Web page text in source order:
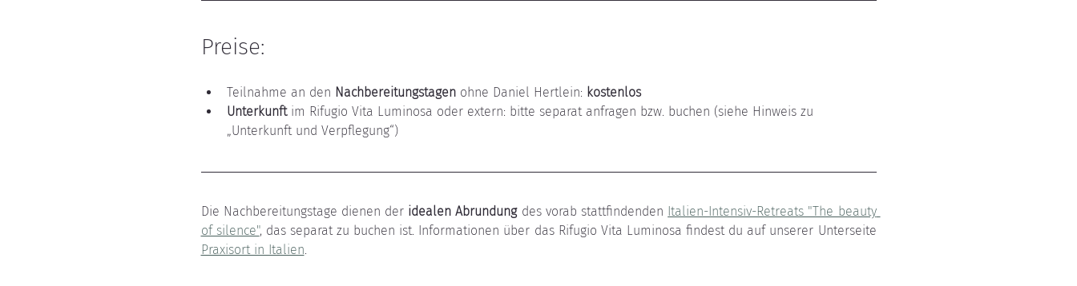
Preise:
Teilnahme an den Nachbereitungstagen ohne Daniel Hertlein: kostenlos
Unterkunft im Rifugio Vita Luminosa oder extern: bitte separat anfragen bzw. buchen (siehe Hinweis zu
„Unterkunft und Verpflegung“)
Die Nachbereitungstage dienen der idealen Abrundung des vorab stattfindenden Italien-Intensiv-Retreats "The beauty
of silence"
Praxisort in Italien.